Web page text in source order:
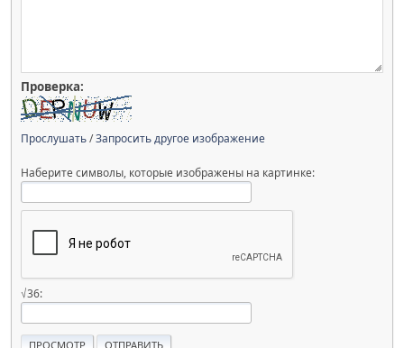
Проверка:
Прослушать/Запросить другое изображение
Наберите символы, которые изображены на картинке:
√36: